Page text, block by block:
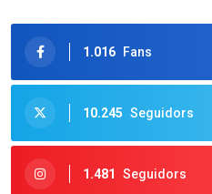
1.016 Fans
10.245 Seguidors
1.481 Seguidors